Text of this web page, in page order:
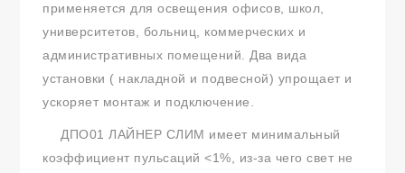
применяется для освещения офисов, школ,
университетов, больниц, коммерческих и
административных помещений. Два вида
установки ( накладной и подвесной) упрощает и
ускоряет монтаж и подключение.
ДПО01 ЛАЙНЕР СЛИМ имеет минимальный
коэффициент пульсаций <1%, из-за чего свет не